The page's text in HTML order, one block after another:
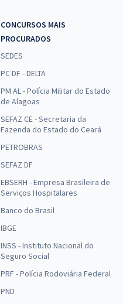
CONCURSOS MAIS
PROCURADOS
SEDES
PC DF - DELTA
PM AL - Polícia Militar do Estado
de Alagoas
SEFAZ CE - Secretaria da
Fazenda do Estado do Ceará
PETROBRAS
SEFAZ DF
EBSERH - Empresa Brasileira de
Serviços Hospitalares
Banco do Brasil
IBGE
INSS - Instituto Nacional do
Seguro Social
PRF - Polícia Rodoviária Federal
PND